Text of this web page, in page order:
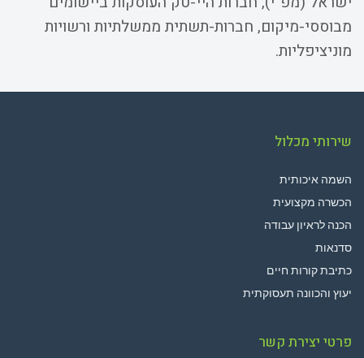
מבוססי-מיקום, חברות-תשתית ממשלתיות ורשויות
מוניציפליות.
שירותי מכלול
השמה איכותית
הכשרה מקצועית
הכנה לראיון עבודה
סדנאות
כתיבת קורות חיים
יעוץ והכוונה תעסוקתית
פרטי יצירת קשר